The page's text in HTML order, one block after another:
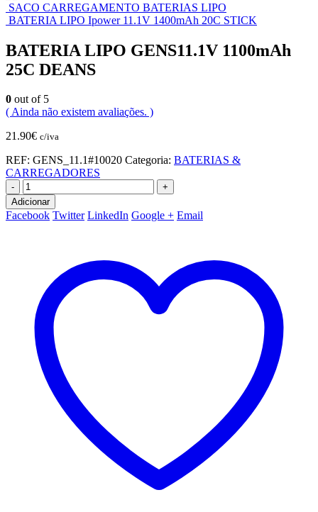
SACO CARREGAMENTO BATERIAS LIPO
BATERIA LIPO Ipower 11.1V 1400mAh 20C STICK
BATERIA LIPO GENS11.1V 1100mAh
25C DEANS
0 out of 5
( Ainda não existem avaliações. )
21.90€ c/iva
REF: GENS_11.1#10020 Categoria: BATERIAS &
CARREGADORES
-
+
Adicionar
Facebook Twitter LinkedIn Google + Email